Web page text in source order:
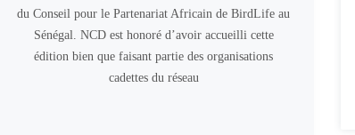
du Conseil pour le Partenariat Africain de BirdLife au
Sénégal. NCD est honoré d’avoir accueilli cette
édition bien que faisant partie des organisations
cadettes du réseau